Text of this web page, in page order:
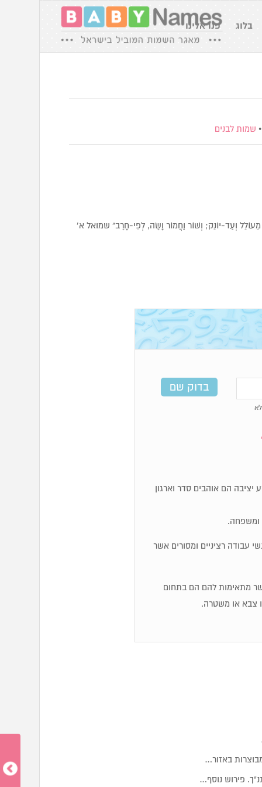
בלוג פנו אלינו
• שמות לבנים
וְעַד-יוֹנֵק; וְשׁוֹר וַחֲמוֹר וָשֶׂה, לְפִי-חָרֶב” שמואל א’
מאוד מעשיים. מספרי 4 זקוקים לקרקע יציבה הם אוהבים סדר וארגון
ומשפחה.
עבודה רציניים ומסורים אשר
מתאימות להם הם בתחום
צבא או משטרה.
באזור…
פירוש נוסף…